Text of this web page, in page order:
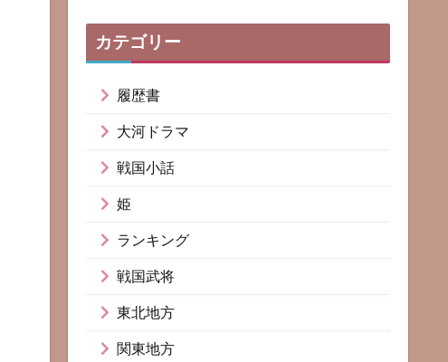
カテゴリー
履歴書
大河ドラマ
戦国小話
姫
ランキング
戦国武将
東北地方
関東地方